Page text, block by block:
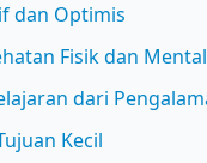
dan Optimis
Fisik dan Mental
dari
Kecil